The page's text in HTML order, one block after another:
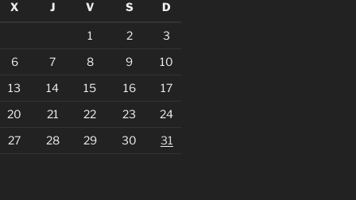
X J V S D
1 2
3
6
7 8 9
10
13
14 15 16
17
20
21 22 23
24
27
28 29 30 31